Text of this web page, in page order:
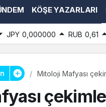
KÖŞE YAZARLARI
JPY 0,000000 RUB 0,61
Mitoloji Mafyası